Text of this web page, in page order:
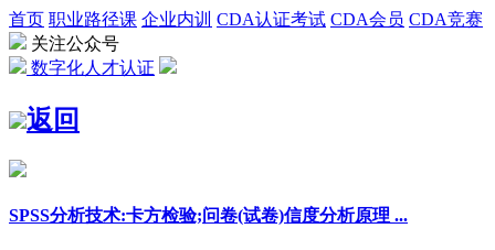
首页 职业路径课 企业内训 CDA认证考试 CDA会员 CDA竞赛
关注公众号
数字化人才认证
返回
SPSS分析技术:卡方检验;问卷(试卷)信度分析原理 ...